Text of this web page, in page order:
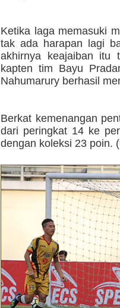
Ketika laga memasuki
tak ada harapan lagi
akhirnya keajaiban itu
kapten tim Bayu
Nahumarury berhasil
Berkat kemenangan
dari peringkat 14 ke
dengan koleksi 23 poin. (